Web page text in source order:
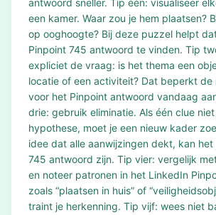
antwoord sneller. Tip één: visualiseer
een kamer. Waar zou je hem plaatsen?
op ooghoogte? Bij deze puzzel helpt
Pinpoint 745 antwoord te vinden. Tip
expliciet de vraag: is het thema een
locatie of een activiteit? Dat beperkt de
voor het Pinpoint antwoord vandaag
drie: gebruik eliminatie. Als één clue
hypothese, moet je een nieuw kader
idee dat alle aanwijzingen dekt, kan het
745 antwoord zijn. Tip vier: vergelijk
en noteer patronen in het LinkedIn
zoals “plaatsen in huis” of
traint je herkenning. Tip vijf: wees niet